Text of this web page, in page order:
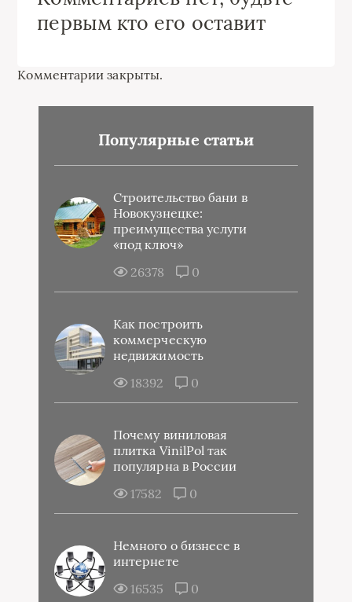
первым кто его оставит
Комментарии закрыты.
Популярные статьи
Строительство бани в
Новокузнецке:
преимущества услуги
«под ключ»
26378
0
Как построить
коммерческую
недвижимость
18392
0
Почему виниловая
плитка VinilPol так
популярна в России
17582
0
Немного о бизнесе в
интернете
16535
0